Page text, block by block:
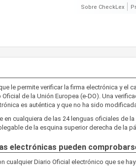
Sobre CheckLex
le permite verificar la firma electrónica y el
de la Unión Europea (e-DO). Una
es auténtica y que no ha sido
en cualquiera de las 24 lenguas oficiales de la
de la esquina superior derecha de la
electrónicas pueden
cualquier Diario Oficial electrónico que se